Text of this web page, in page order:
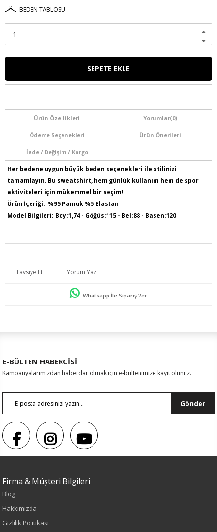
BEDEN TABLOSU
Ürün Özellikleri Yorumlar(0)
Ödeme Seçenekleri Ürün Önerileri
İade / Değişim / Kargo
Her bedene uygun büyük beden seçenekleri ile stilinizi
tamamlayın. Bu sweatshirt, hem günlük kullanım hem de spor
aktiviteleri için mükemmel bir seçim!
Ürün İçeriği: %95 Pamuk %5 Elastan
Model Bilgileri: Boy:1,74 - Göğüs:115 - Bel:88 - Basen:120
Tavsiye Et Yorum Yaz
Whatsapp İle Sipariş Ver
E-BÜLTEN HABERCİSİ
Kampanyalarımızdan haberdar olmak için e-bültenimize kayıt olunuz.
Gönder
Firma & Müşteri Bilgileri
Blog
Hakkımızda
Gizlilik Politikası